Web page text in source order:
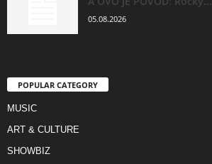
05.08.2026
POPULAR CATEGORY
MUSIC
ART & CULTURE
SHOWBIZ